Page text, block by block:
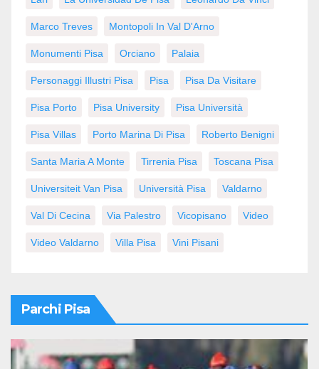
Marco Treves Montopoli In Val D'Arno
Monumenti Pisa Orciano Palaia
Personaggi Illustri Pisa Pisa Pisa Da Visitare
Pisa Porto Pisa University Pisa Università
Pisa Villas Porto Marina Di Pisa Roberto Benigni
Santa Maria A Monte Tirrenia Pisa Toscana Pisa
Universiteit Van Pisa Università Pisa Valdarno
Val Di Cecina Via Palestro Vicopisano Video
Video Valdarno Villa Pisa Vini Pisani
Parchi Pisa